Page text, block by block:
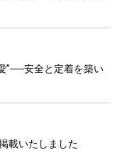
”──安全と定着を築い
載いたしました